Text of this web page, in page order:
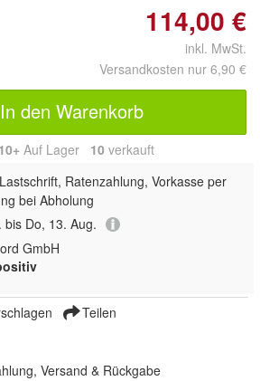
114,00 €
inkl. MwSt.
Versandkosten nur 6,90 €
In den Warenkorb
10+ Auf Lager 10 verkauft
Ratenzahlung, Vorkasse per
bei Abholung
bis Do, 13. Aug.
GmbH
Teilen
Versand & Rückgabe